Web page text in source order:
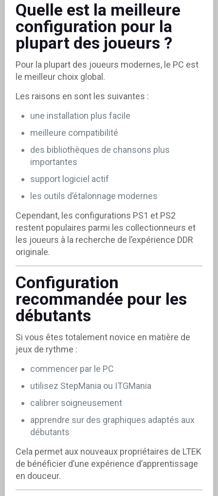
Quelle est la meilleure
configuration pour la
plupart des joueurs ?
Pour la plupart des joueurs modernes, le PC est
le meilleur choix global.
Les raisons en sont les suivantes :
une installation plus facile
meilleure compatibilité
des bibliothèques de chansons plus
importantes
support logiciel actif
les outils d’étalonnage modernes
Cependant, les configurations PS1 et PS2
restent populaires parmi les collectionneurs et
les joueurs à la recherche de l’expérience DDR
originale.
Configuration
recommandée pour les
débutants
Si vous êtes totalement novice en matière de
jeux de rythme :
commencer par le PC
utilisez StepMania ou ITGMania
calibrer soigneusement
apprendre sur des graphiques adaptés aux
débutants
Cela permet aux nouveaux propriétaires de LTEK
de bénéficier d’une expérience d’apprentissage
en douceur.